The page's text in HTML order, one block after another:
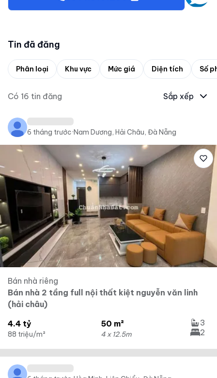
Tin đã đăng
Phân loại Khu vực Mức giá Diện tích Số
Có 16 tin đăng Sắp xếp
6 tháng trước·Nam Dương, Hải Châu, Đà Nẵng
Bán nhà riêng
Bán nhà 2 tầng full nội thất kiệt nguyễn văn linh
(hải châu)
4.4 tỷ
88 triệu/m²
50 m²
4 x 12.5m
3
2